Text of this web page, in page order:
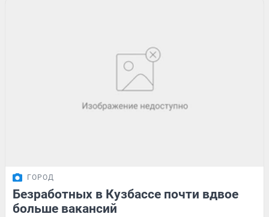
ГОРОД
Безработных в Кузбассе почти вдвое
больше вакансий